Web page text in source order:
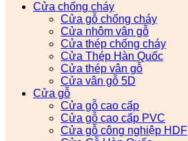
Cửa chống cháy
Cửa gỗ chống cháy
Cửa nhôm vân gỗ
Cửa thép chống cháy
Cửa Thép Hàn Quốc
Cửa thép vân gỗ
Cửa vân gỗ 5D
Cửa gỗ
Cửa gỗ cao cấp
Cửa gỗ cao cấp PVC
Cửa gỗ công nghiệp HDF